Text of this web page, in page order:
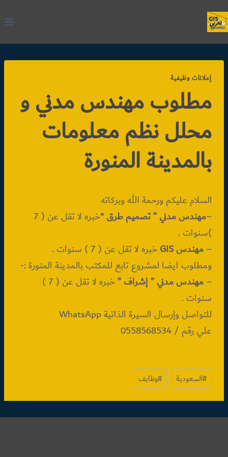
التجاوز
إلى
المحتوى
إعلانات وظيفية
مطلوب مهندس مدني و
محلل نظم معلومات
بالمدينة المنورة
السلام عليكم ورحمة الله وبركاته
–مهندس مدني ” تصميم طرق “
خبره لا تقل عن ( 7
)سنوات .
–مهندس GIS
خبره لا تقل عن ( 7 ) سنوات .
ومطلوب ايضا لمشروع تابع للمكتب بالمدينة المنورة :-
–مهندس مدني ” إشراف ”
خبره لا تقل عن ( 7 )
سنوات .
للتواصل وإرسال السيرة الذاتية WhatsApp
علي رقم / 0558568534
وسوم
المقال:
#السعودية #وظايف